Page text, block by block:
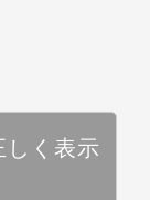
しく表示